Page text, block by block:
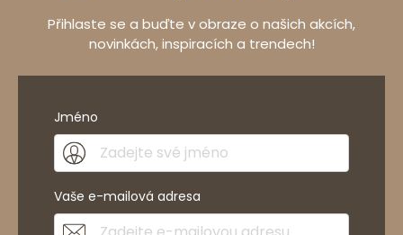
Přihlaste se a buďte v obraze o našich akcích,
novinkách, inspiracích a trendech!
Jméno
Vaše e-mailová adresa